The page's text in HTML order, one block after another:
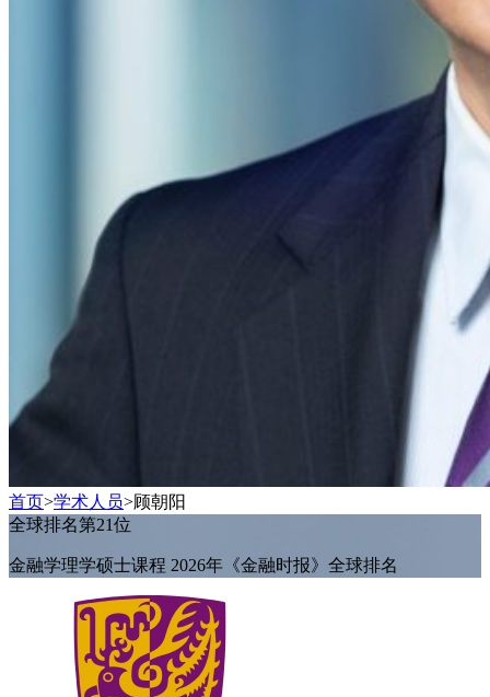
首页>学术人员>顾朝阳
全球排名第21位
金融学理学硕士课程 2026年《金融时报》全球排名